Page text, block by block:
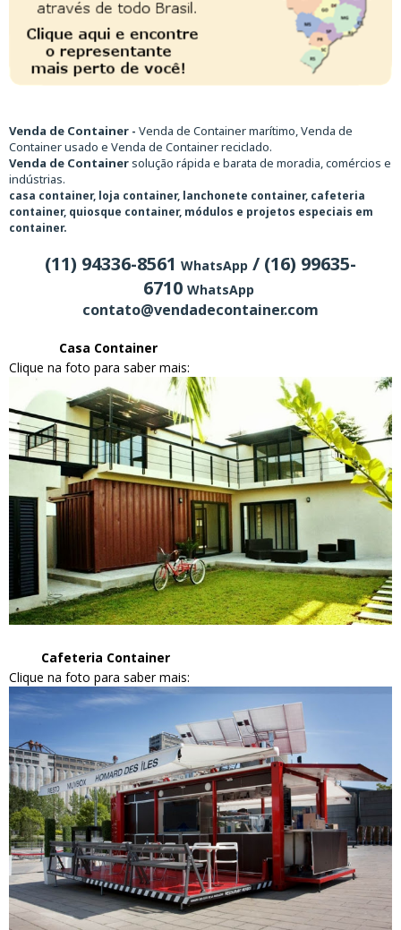
Venda de Container - Venda de Container marítimo, Venda de
Container usado e Venda de Container reciclado.
Venda de Containersolução rápida e barata de moradia, comércios e
indústrias.
casa container, loja container, lanchonete container, cafeteria
container, quiosque container, módulos e projetos especiais em
container.
(11) 94336-8561 WhatsApp / (16) 99635-
6710 WhatsApp
contato@vendadecontainer.com
Casa Container
Clique na foto para saber mais:
Cafeteria Container
Clique na foto para saber mais: